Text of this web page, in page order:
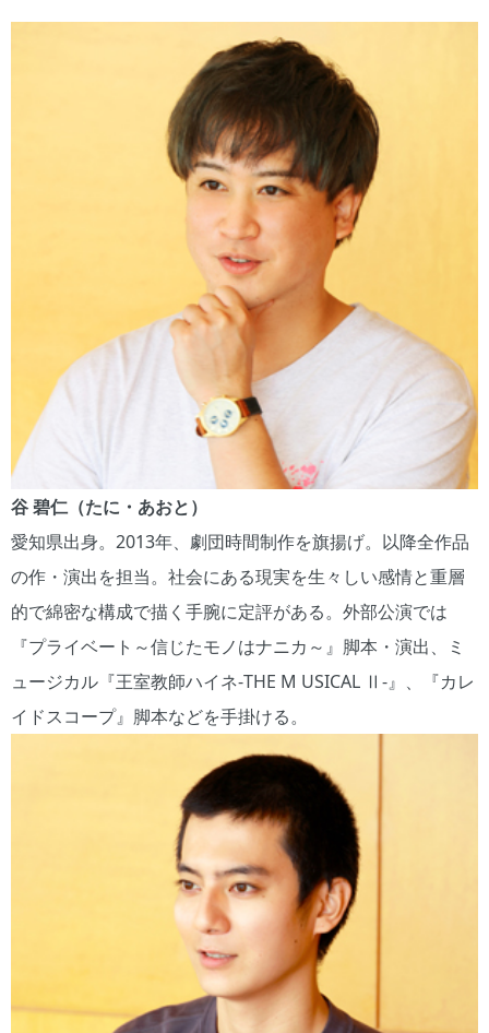
谷 碧仁（たに・あおと）
愛知県出身。2013年、劇団時間制作を旗揚げ。以降全作品
の作・演出を担当。社会にある現実を生々しい感情と重層
的で綿密な構成で描く手腕に定評がある。外部公演では
『プライベート～信じたモノはナニカ～』脚本・演出、ミ
ュージカル『王室教師ハイネ-THE M USICAL Ⅱ-』、『カレ
イドスコープ』脚本などを手掛ける。